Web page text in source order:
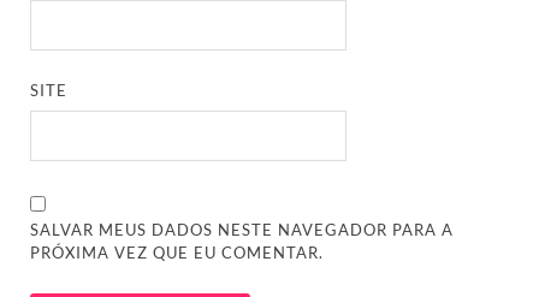
SITE
SALVAR MEUS DADOS NESTE NAVEGADOR PARA A
PRÓXIMA VEZ QUE EU COMENTAR.